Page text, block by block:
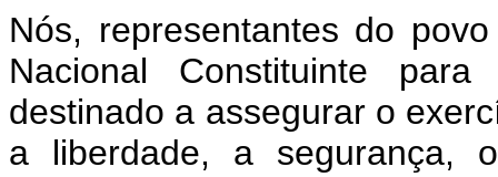
Nós, representantes do
Nacional Constituinte
destinado a assegurar o
a liberdade, a segurança,